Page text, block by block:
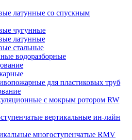
латунные со спускным
чугунные
латунные
стальные
водоразборные
для пластиковых труб
с мокрым ротором RW
вертикальные ин-лайн
многоступенчатые RMV